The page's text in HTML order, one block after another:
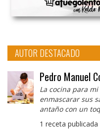
AUTOR DESTACADO
Pedro Manuel
La cocina para
enmascarar sus
antaño con un
1 receta publicada